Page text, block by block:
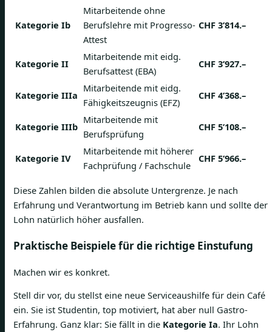
Kategorie Ib
Mitarbeitende ohne
Berufslehre mit Progresso-
Attest
CHF 3’814.–
Kategorie II
Mitarbeitende mit eidg.
Berufsattest (EBA)
CHF 3’927.–
Kategorie IIIa
Mitarbeitende mit eidg.
Fähigkeitszeugnis (EFZ)
CHF 4’368.–
Kategorie IIIb
Mitarbeitende mit
Berufsprüfung
CHF 5’108.–
Kategorie IV
Mitarbeitende mit höherer
Fachprüfung / Fachschule
CHF 5’966.–
Diese Zahlen bilden die absolute Untergrenze. Je nach
Erfahrung und Verantwortung im Betrieb kann und sollte der
Lohn natürlich höher ausfallen.
Praktische Beispiele für die richtige Einstufung
Machen wir es konkret.
Stell dir vor, du stellst eine neue Serviceaushilfe für dein Café
ein. Sie ist Studentin, top motiviert, hat aber null Gastro-
Erfahrung. Ganz klar: Sie fällt in die Kategorie Ia. Ihr Lohn